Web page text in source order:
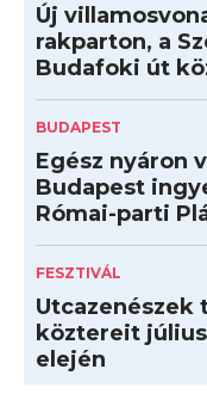
Új
rakparton, a
Budafoki út
BUDAPEST
Egész nyáron
Budapest
Római-parti
FESZTIVÁL
köztereit
elején